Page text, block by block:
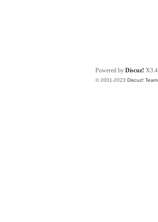
Powered by Discuz! X3.4
© 2001-2023 Discuz! Team